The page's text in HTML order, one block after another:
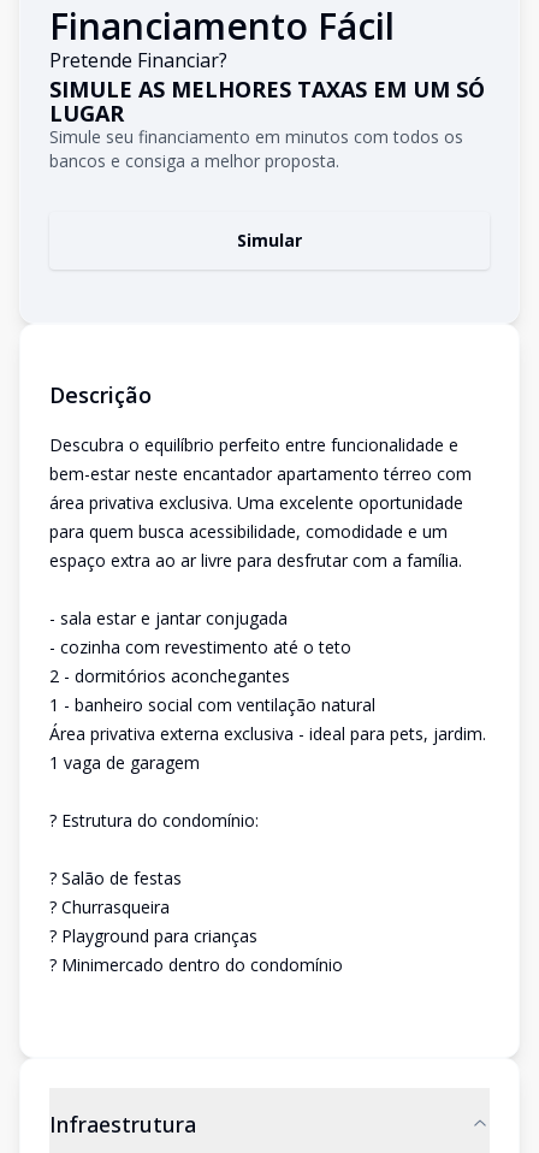
Financiamento Fácil
Pretende Financiar?
SIMULE AS MELHORES TAXAS EM UM SÓ
LUGAR
Simule seu financiamento em minutos com todos os
bancos e consiga a melhor proposta.
Simular
Descrição
Descubra o equilíbrio perfeito entre funcionalidade e
bem-estar neste encantador apartamento térreo com
área privativa exclusiva. Uma excelente oportunidade
para quem busca acessibilidade, comodidade e um
espaço extra ao ar livre para desfrutar com a família.
- sala estar e jantar conjugada
- cozinha com revestimento até o teto
2 - dormitórios aconchegantes
1 - banheiro social com ventilação natural
Área privativa externa exclusiva - ideal para pets, jardim.
1 vaga de garagem
? Estrutura do condomínio:
? Salão de festas
? Churrasqueira
? Playground para crianças
? Minimercado dentro do condomínio
Infraestrutura